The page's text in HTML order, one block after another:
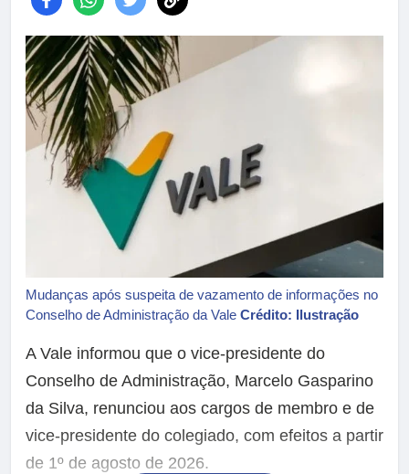
Mudanças após suspeita de vazamento de informações no
Conselho de Administração da Vale Crédito: Ilustração
A Vale informou que o vice-presidente do
Conselho de Administração, Marcelo Gasparino
da Silva, renunciou aos cargos de membro e de
vice-presidente do colegiado, com efeitos a partir
de 1º de agosto de 2026.